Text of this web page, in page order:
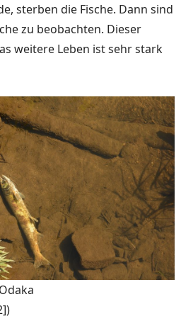
sterben die Fische. Dann sind
zu beobachten. Dieser
weitere Leben ist sehr stark